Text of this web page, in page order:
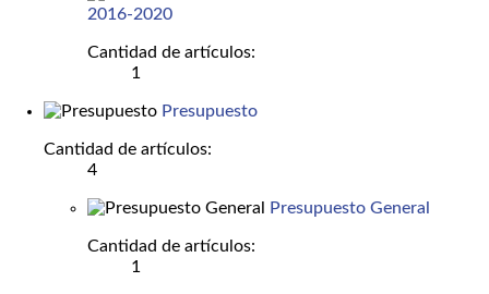
2016-2020
Cantidad de artículos:
1
Presupuesto
Cantidad de artículos:
4
Presupuesto General
Cantidad de artículos:
1